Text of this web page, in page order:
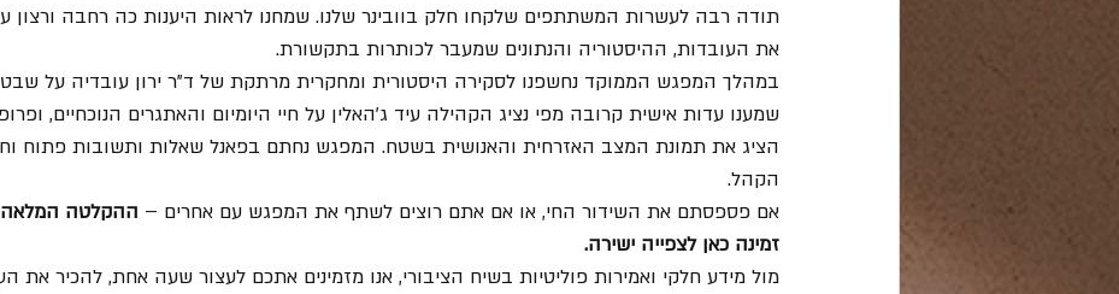
תודה רבה לעשרות המשתתפים שלקחו חלק בוובינר שלנו. שמחנו לראות היענות כה רחבה ורצון
את העובדות, ההיסטוריה והנתונים שמעבר לכותרות בתקשורת.
במהלך המפגש הממוקד נחשפנו לסקירה היסטורית ומחקרית מרתקת של ד"ר ירון עובדיה על שבט
שמענו עדות אישית קרובה מפי נציג הקהילה עיד ג'האלין על חיי היומיום והאתגרים הנוכחיים,
הציג את תמונת המצב האזרחית והאנושית בשטח. המפגש נחתם בפאנל שאלות ותשובות פתוח
הקהל.
אם פספסתם את השידור החי, או אם אתם רוצים לשתף את המפגש עם אחרים – ההקלטה המלאה
זמינה כאן לצפייה ישירה.
מול מידע חלקי ואמירות פוליטיות בשיח הציבורי, אנו מזמינים אתכם לעצור שעה אחת, להכיר את